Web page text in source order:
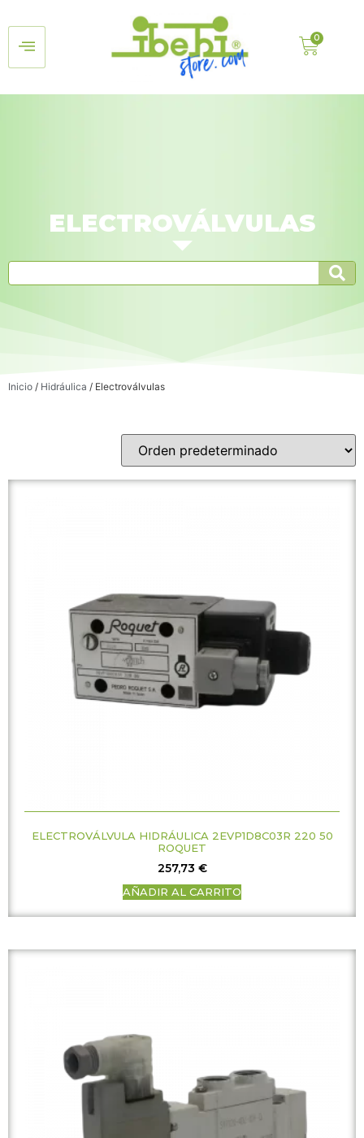
ELECTROVÁLVULAS
Inicio / Hidráulica / Electroválvulas
ELECTROVÁLVULA HIDRÁULICA 2EVP1D8C03R 220 50
ROQUET
257,73 €
AÑADIR AL CARRITO